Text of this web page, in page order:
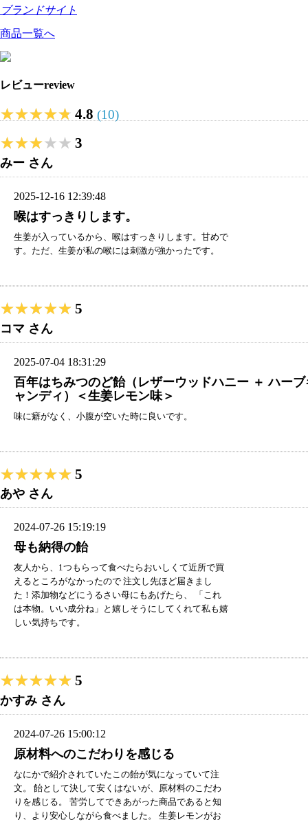
ブランドサイト
商品一覧へ
レビューreview
★★★★★
★★★★★ 4.8 (10)
★★★★★
★★★★★ 3
みー さん
2025-12-16 12:39:48
喉はすっきりします。
生姜が入っているから、喉はすっきりします。甘めで
す。ただ、生姜が私の喉には刺激が強かったです。
★★★★★
★★★★★ 5
コマ さん
2025-07-04 18:31:29
百年はちみつのど飴（レザーウッドハニー ＋ ハーブ
ャンディ）＜生姜レモン味＞
味に癖がなく、小腹が空いた時に良いです。
★★★★★
★★★★★ 5
あや さん
2024-07-26 15:19:19
母も納得の飴
友人から、1つもらって食べたらおいしくて近所で買
えるところがなかったので 注文し先ほど届きまし
た！添加物などにうるさい母にもあげたら、 「これ
は本物。いい成分ね」と嬉しそうにしてくれて私も嬉
しい気持ちです。
★★★★★
★★★★★ 5
かすみ さん
2024-07-26 15:00:12
原材料へのこだわりを感じる
なにかで紹介されていたこの飴が気になっていて注
文。 飴として決して安くはないが、原材料のこだわ
りを感じる。 苦労してできあがった商品であると知
り、より安心しながら食べました。 生姜レモンがお